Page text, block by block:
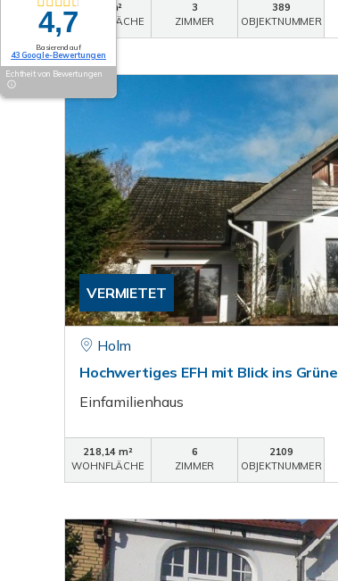
85 m²
WOHNFLÄCHE
3
ZIMMER
389
OBJEKTNUMMER
VERMIETET
Holm
Hochwertiges EFH mit Blick ins Grüne
Einfamilienhaus
218,14 m²
WOHNFLÄCHE
6
ZIMMER
2109
OBJEKTNUMMER
4,7
Basierend auf
43 Google-Bewertungen
Echtheit von Bewertungen